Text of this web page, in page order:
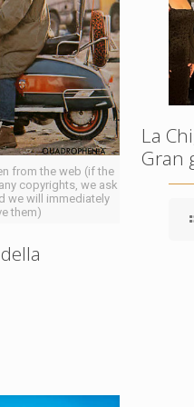
from the web (if the
copyrights, we ask
we will immediately
them)
La
Gran